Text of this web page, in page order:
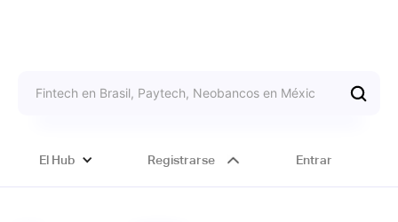
El Hub Registrarse Entrar